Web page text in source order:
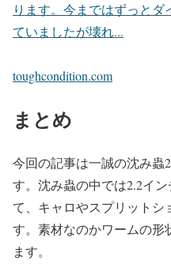
ります。今まではずっと
ていましたが壊れ...
toughcondition.com
まとめ
今回の記事は一誠の沈み蟲
す。沈み蟲の中では2.2イ
て、キャロやスプリット
す。素材なのかワームの形
ます。